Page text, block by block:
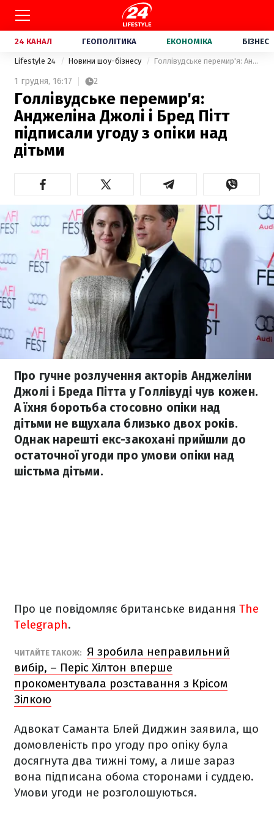
24 КАНАЛ ГЕОПОЛІТИКА ЕКОНОМІКА БІЗНЕС
Lifestyle 24 Новини шоу-бізнесу Голлівудське перемир'я: Анджеліна Джолі і Бред Пітт підписали угоду з опіки над дітьми
1 грудня, 16:17 2
Голлівудське перемир'я:
Анджеліна Джолі і Бред Пітт
підписали угоду з опіки над
дітьми
Про гучне розлучення акторів Анджеліни
Джолі і Бреда Пітта у Голлівуді чув кожен.
А їхня боротьба стосовно опіки над
дітьми не вщухала близько двох років.
Однак нарешті екс-закохані прийшли до
остаточної угоди про умови опіки над
шістьма дітьми.
Про це повідомляє британське видання The
Telegraph.
ЧИТАЙТЕ ТАКОЖ: Я зробила неправильний
вибір, – Періс Хілтон вперше
прокоментувала розставання з Крісом
Зілкою
Адвокат Саманта Блей Диджин заявила, що
домовленість про угоду про опіку була
досягнута два тижні тому, а лише зараз
вона підписана обома сторонами і суддею.
Умови угоди не розголошуються.